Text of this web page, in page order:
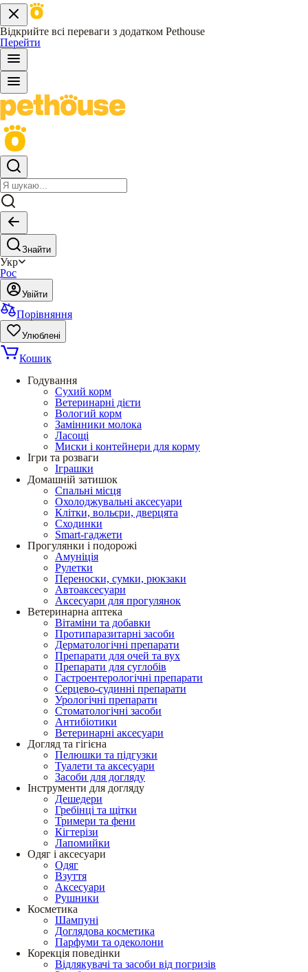
Відкрийте всі переваги з додатком Pethouse
Перейти
Знайти
Укр
Рос
Увійти
Порівняння
Улюблені
Кошик
Годування
Сухий корм
Ветеринарні дієти
Вологий корм
Замінники молока
Ласощі
Миски і контейнери для корму
Ігри та розваги
Іграшки
Домашній затишок
Спальні місця
Охолоджувальні аксесуари
Клітки, вольєри, дверцята
Сходинки
Smart-гаджети
Прогулянки і подорожі
Амуніція
Рулетки
Переноски, сумки, рюкзаки
Автоаксесуари
Аксесуари для прогулянок
Ветеринарна аптека
Вітаміни та добавки
Протипаразитарні засоби
Дерматологічні препарати
Препарати для очей та вух
Препарати для суглобів
Гастроентерологічні препарати
Серцево-судинні препарати
Урологічні препарати
Стоматологічні засоби
Антибіотики
Ветеринарні аксесуари
Догляд та гігієна
Пелюшки та підгузки
Туалети та аксесуари
Засоби для догляду
Інструменти для догляду
Дешедери
Гребінці та щітки
Тримери та фени
Кігтерізи
Лапомийки
Одяг і аксесуари
Одяг
Взуття
Аксесуари
Рушники
Косметика
Шампуні
Доглядова косметика
Парфуми та одеколони
Корекція поведінки
Відлякувачі та засоби від погризів